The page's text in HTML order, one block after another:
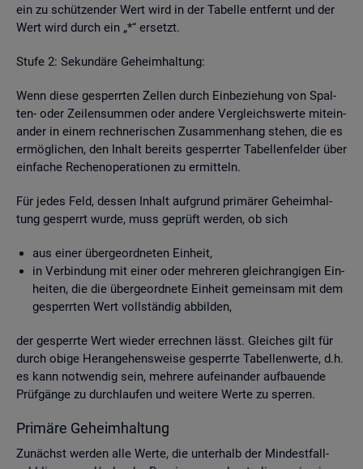
ein zu schüt­zen­der Wert wird in der Ta­bel­le ent­fernt und der
Wert wird durch ein „*“ er­setzt.
Stufe 2: Se­kun­dä­re Ge­heim­hal­tung:
Wenn diese ge­sperr­ten Zel­len durch Ein­be­zie­hung von Spal­
ten- oder Zei­len­sum­men oder an­de­re Ver­gleichs­wer­te mit­ein­
an­der in einem rech­ne­ri­schen Zu­sam­men­hang ste­hen, die es
er­mög­li­chen, den In­halt be­reits ge­sperr­ter Ta­bel­len­fel­der über
ein­fa­che Re­chen­ope­ra­tio­nen zu er­mit­teln.
Für jedes Feld, des­sen In­halt auf­grund pri­mä­rer Ge­heim­hal­
tung ge­sperrt wurde, muss ge­prüft wer­den, ob sich
aus einer über­ge­ord­ne­ten Ein­heit,
in Ver­bin­dung mit einer oder meh­re­ren gleich­ran­gi­gen Ein­
hei­ten, die die über­ge­ord­ne­te Ein­heit ge­mein­sam mit dem
ge­sperr­ten Wert voll­stän­dig ab­bil­den,
der ge­sperr­te Wert wie­der er­rech­nen lässt. Glei­ches gilt für
durch obige Her­an­ge­hens­wei­se ge­sperr­te Ta­bel­len­wer­te, d.h.
es kann not­wen­dig sein, meh­re­re auf­ein­an­der auf­bau­en­de
Prüf­gän­ge zu durch­lau­fen und wei­te­re Werte zu sper­ren.
Pri­mä­re Ge­heim­hal­tung
Zu­nächst wer­den alle Werte, die un­ter­halb der Min­dest­fall­